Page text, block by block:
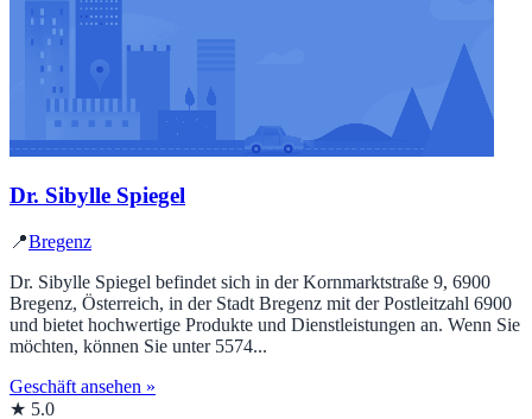
Dr. Sibylle Spiegel
📍Bregenz
Dr. Sibylle Spiegel befindet sich in der Kornmarktstraße 9, 6900
Bregenz, Österreich, in der Stadt Bregenz mit der Postleitzahl 6900
und bietet hochwertige Produkte und Dienstleistungen an. Wenn Sie
möchten, können Sie unter 5574...
Geschäft ansehen »
★ 5.0